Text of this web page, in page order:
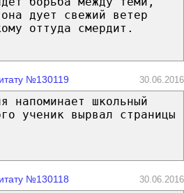
дует свежий ветер
оттуда смердит.
№130119 30.06.2016
напоминает школьный
ученик вырвал страницы
№130118 30.06.2016